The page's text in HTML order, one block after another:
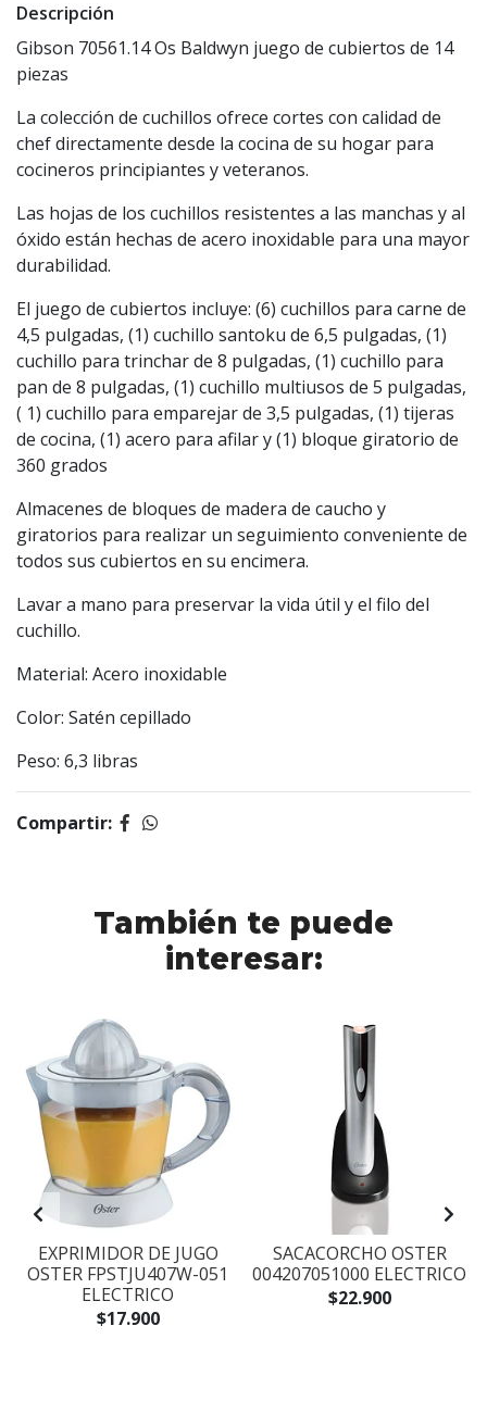
Descripción
Gibson 70561.14 Os Baldwyn juego de cubiertos de 14
piezas
La colección de cuchillos ofrece cortes con calidad de
chef directamente desde la cocina de su hogar para
cocineros principiantes y veteranos.
Las hojas de los cuchillos resistentes a las manchas y al
óxido están hechas de acero inoxidable para una mayor
durabilidad.
El juego de cubiertos incluye: (6) cuchillos para carne de
4,5 pulgadas, (1) cuchillo santoku de 6,5 pulgadas, (1)
cuchillo para trinchar de 8 pulgadas, (1) cuchillo para
pan de 8 pulgadas, (1) cuchillo multiusos de 5 pulgadas,
( 1) cuchillo para emparejar de 3,5 pulgadas, (1) tijeras
de cocina, (1) acero para afilar y (1) bloque giratorio de
360 ​​grados
Almacenes de bloques de madera de caucho y
giratorios para realizar un seguimiento conveniente de
todos sus cubiertos en su encimera.
Lavar a mano para preservar la vida útil y el filo del
cuchillo.
Material: Acero inoxidable
Color: Satén cepillado
Peso: 6,3 libras
Compartir:
También te puede
interesar:
EXPRIMIDOR DE JUGO
OSTER FPSTJU407W-051
ELECTRICO
$17.900
SACACORCHO OSTER
004207051000 ELECTRICO
$22.900